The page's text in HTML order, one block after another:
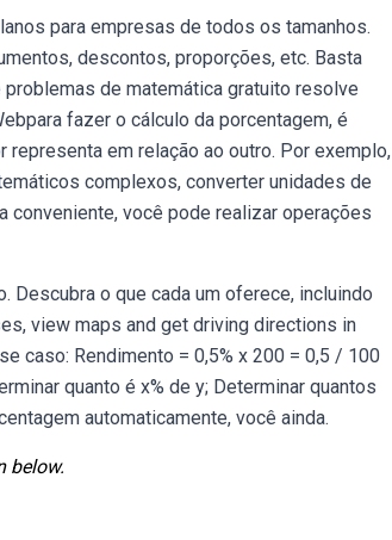
para empresas de todos os tamanhos.
descontos, proporções, etc. Basta
de matemática gratuito resolve
fazer o cálculo da porcentagem, é
em relação ao outro. Por exemplo,
complexos, converter unidades de
conveniente, você pode realizar operações
Descubra o que cada um oferece, incluindo
view maps and get driving directions in
caso: Rendimento = 0,5% x 200 = 0,5 / 100
quanto é x% de y; Determinar quantos
automaticamente, você ainda.
below.